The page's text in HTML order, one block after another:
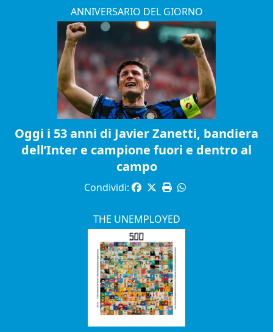
ANNIVERSARIO DEL GIORNO
Oggi i 53 anni di Javier Zanetti, bandiera
dell’Inter e campione fuori e dentro al
campo
Condividi:
THE UNEMPLOYED